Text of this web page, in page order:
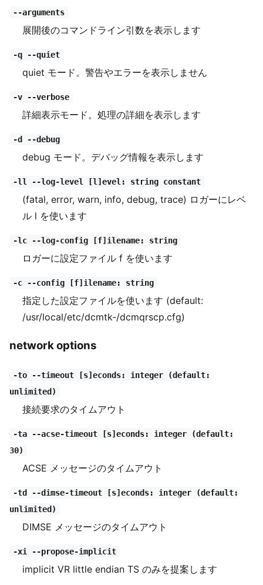
--arguments
展開後のコマンドライン引数を表示します
-q --quiet
quiet モード。警告やエラーを表示しません
-v --verbose
詳細表示モード。処理の詳細を表示します
-d --debug
debug モード。デバッグ情報を表示します
-ll --log-level [l]evel: string constant
(fatal, error, warn, info, debug, trace) ロガーにレベ
ル l を使います
-lc --log-config [f]ilename: string
ロガーに設定ファイル f を使います
-c --config [f]ilename: string
指定した設定ファイルを使います (default:
/usr/local/etc/dcmtk-/dcmqrscp.cfg)
network options
-to --timeout [s]econds: integer (default:
unlimited)
接続要求のタイムアウト
-ta --acse-timeout [s]econds: integer (default:
30)
ACSE メッセージのタイムアウト
-td --dimse-timeout [s]econds: integer (default:
unlimited)
DIMSE メッセージのタイムアウト
-xi --propose-implicit
implicit VR little endian TS のみを提案します